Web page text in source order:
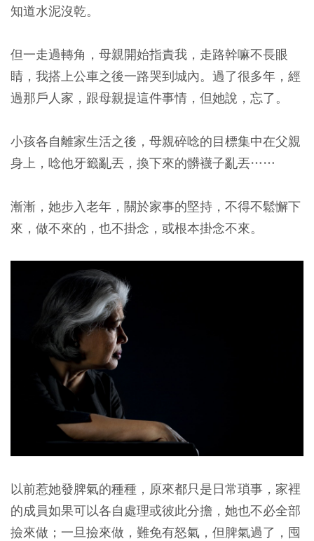
知道水泥沒乾。
但一走過轉角，母親開始指責我，走路幹嘛不長眼
睛，我搭上公車之後一路哭到城內。過了很多年，經
過那戶人家，跟母親提這件事情，但她說，忘了。
小孩各自離家生活之後，母親碎唸的目標集中在父親
身上，唸他牙籤亂丟，換下來的髒襪子亂丟……
漸漸，她步入老年，關於家事的堅持，不得不鬆懈下
來，做不來的，也不掛念，或根本掛念不來。
以前惹她發脾氣的種種，原來都只是日常瑣事，家裡
的成員如果可以各自處理或彼此分擔，她也不必全部
撿來做；一旦撿來做，難免有怒氣，但脾氣過了，囤